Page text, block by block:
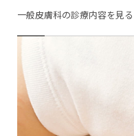
一般皮膚科の診療内容を見る